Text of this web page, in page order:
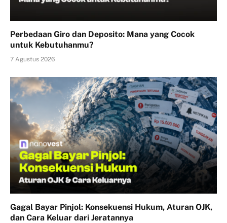
Perbedaan Giro dan Deposito: Mana yang Cocok
untuk Kebutuhanmu?
7 Agustus 2026
Gagal Bayar Pinjol: Konsekuensi Hukum, Aturan OJK,
dan Cara Keluar dari Jeratannya